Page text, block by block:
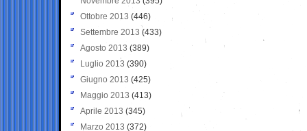
Ottobre 2013 (446)
Settembre 2013 (433)
Agosto 2013 (389)
Luglio 2013 (390)
Giugno 2013 (425)
Maggio 2013 (413)
Aprile 2013 (345)
Marzo 2013 (372)